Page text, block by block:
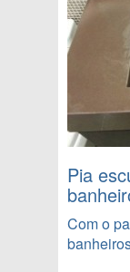
Pia
Com o